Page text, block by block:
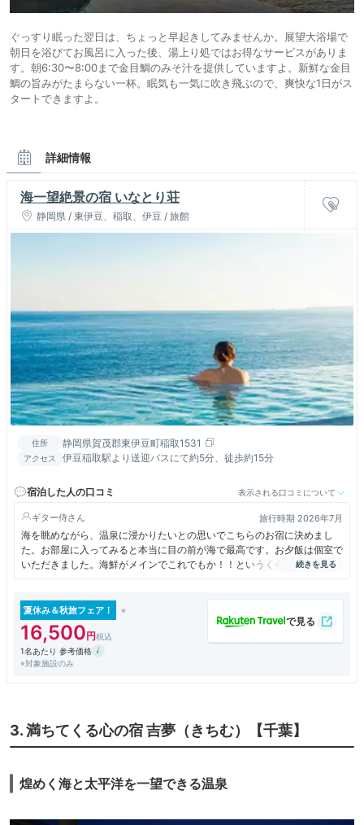
ぐっすり眠った翌日は、ちょっと早起きしてみませんか。展望大浴場で
朝日を浴びてお風呂に入った後、湯上り処ではお得なサービスがありま
す。朝6:30〜8:00まで金目鯛のみそ汁を提供していますよ。新鮮な金目
鯛の旨みがたまらない一杯。眠気も一気に吹き飛ぶので、爽快な1日がス
タートできますよ。
詳細情報
海一望絶景の宿 いなとり荘
静岡県 / 東伊豆、稲取、伊豆 / 旅館
住所 静岡県賀茂郡東伊豆町稲取1531
アクセス 伊豆稲取駅より送迎バスにて約5分、徒歩約15分
宿泊した人の口コミ 表示される口コミについて
ギター侍 旅行時期 2026年7月
海を眺めながら、温泉に浸かりたいとの思いでこちらのお宿に決めまし
た。お部屋に入ってみると本当に目の前が海で最高です。お夕飯は個室で
いただきました。海鮮がメインでこれでもか！！というくらい金目鯛をた
くさんいただきました。伊勢海老も鮑もとても美味しかったです。朝食に
や、インフィニティの露天風呂があり、良いみたいです。
夏休み＆秋旅フェア！
16,500
1名あたり 参考価格
※対象施設のみ
3. 満ちてくる心の宿 吉夢（きちむ）【千葉】
煌めく海と太平洋を一望できる温泉